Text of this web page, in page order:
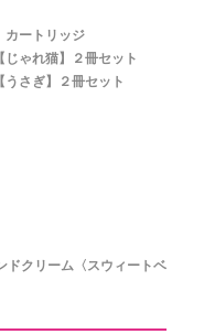
ートリッジ
ゃれ猫】２冊セット
さぎ】２冊セット
クリーム〈スウィートベビー